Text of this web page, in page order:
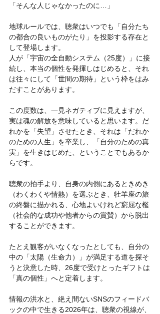
「そんな人じゃなかったのに…」
地球ルールでは、聴衆はいつでも「自分たち
の都合の良いものがたり」を投影する存在と
して登場します。
人が「宇宙の全自動システム（25度）」に接
続し、本当の個性を発揮しはじめると、それ
は往々にして「世間の期待」という枠をはみ
だすことがあります。
この度数は、一見ネガティブに見えますが、
実は魂の解放を意味していると思います。だ
れかを「失望」させたとき、それは「だれか
のための人生」を卒業し、「自分のための真
実」を生きはじめた、ということでもあるか
らです。
聴衆の拍手より、自身の内側にあるときめき
（わくわくや情熱）を選ぶとき、牡羊座の旅
の終盤に描かれる、心地よいけれど窮屈な檻
（社会的な成功や他者からの賞賛）から脱出
することができます。
たとえ観客がいなくなったとしても、自分の
中の「太陽（生命力）」が満足する道を探そ
うと決意した時、26度で受けとったギフトは
「真の個性」へと定着します。
情報の洪水と、絶え間ないSNSのフィードバ
ックの中で生きる2026年は、聴衆の視線が、